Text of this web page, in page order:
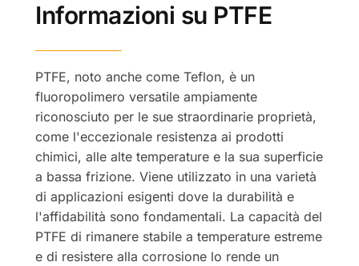
Informazioni su PTFE
PTFE, noto anche come Teflon, è un
fluoropolimero versatile ampiamente
riconosciuto per le sue straordinarie proprietà,
come l'eccezionale resistenza ai prodotti
chimici, alle alte temperature e la sua superficie
a bassa frizione. Viene utilizzato in una varietà
di applicazioni esigenti dove la durabilità e
l'affidabilità sono fondamentali. La capacità del
PTFE di rimanere stabile a temperature estreme
e di resistere alla corrosione lo rende un